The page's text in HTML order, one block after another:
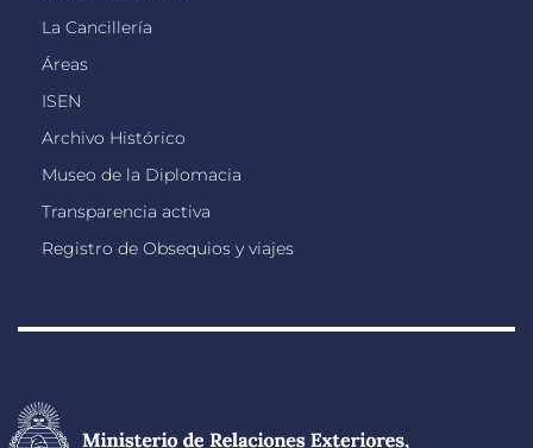
La Cancillería
Áreas
ISEN
Archivo Histórico
Museo de la Diplomacia
Transparencia activa
Registro de Obsequios y viajes